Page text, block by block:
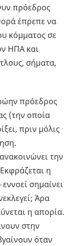
πρόεδρος
έπρεπε να
κόμματος σε
ΗΠΑ και
σήματα,
πρόεδρος
(την οποία
πριν μόλις
την
η
σημαίνει
Άρα
η απορία.
στην
όταν